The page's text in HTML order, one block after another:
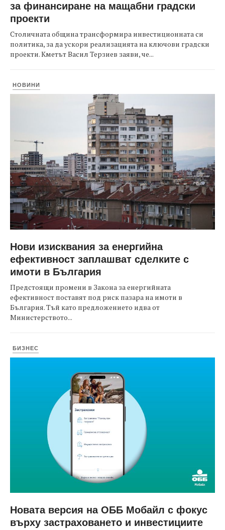
за финансиране на мащабни градски
проекти
Столичната община трансформира инвестиционната си
политика, за да ускори реализацията на ключови градски
проекти. Кметът Васил Терзиев заяви, че...
НОВИНИ
Нови изисквания за енергийна
ефективност заплашват сделките с
имоти в България
Предстоящи промени в Закона за енергийната
ефективност поставят под риск пазара на имоти в
България. Тъй като предложението идва от
Министерството...
БИЗНЕС
Новата версия на ОББ Мобайл с фокус
върху застраховането и инвестициите